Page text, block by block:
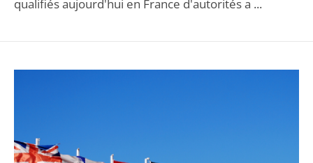
qualifiés aujourd'hui en France d'autorités a ...